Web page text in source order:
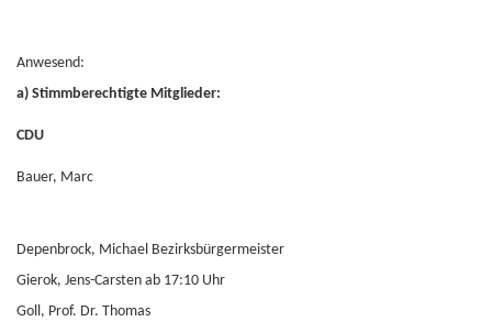
Anwesend:
a) Stimmberechtigte Mitglieder:
CDU
Bauer, Marc
Depenbrock, Michael Bezirksbürgermeister
Gierok, Jens-Carsten ab 17:10 Uhr
Goll, Prof. Dr. Thomas